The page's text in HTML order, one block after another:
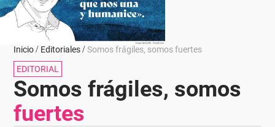
Inicio Editoriales Somos frágiles, somos fuertes
EDITORIAL
Somos frágiles, somos
fuertes